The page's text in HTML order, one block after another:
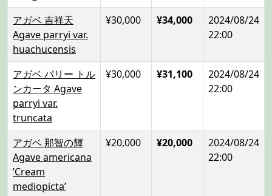
アガベ 吉祥天
Agave parryi var.
huachucensis
¥30,000 ¥34,000
2024/08/24
22:00
アガベ パリー トル
ンカータ Agave
parryi var.
truncata
¥30,000 ¥31,100
2024/08/24
22:00
アガベ 那智の輝
Agave americana
’Cream
mediopicta’
¥20,000 ¥20,000
2024/08/24
22:00